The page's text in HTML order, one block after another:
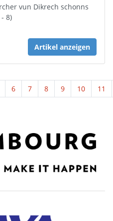
vun Dikrech schonns
8)
Artikel anzeigen
6 7 8 9 10 11